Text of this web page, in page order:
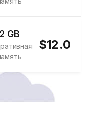
2 GB
$12.0